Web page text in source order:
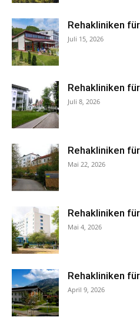
Rehakliniken
Juli 15, 2026
Rehakliniken
Juli 8, 2026
Rehakliniken
Mai 22, 2026
Rehakliniken
Mai 4, 2026
Rehakliniken
April 9, 2026